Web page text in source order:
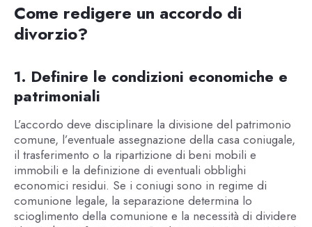
Come redigere un accordo di
divorzio?
1. Definire le condizioni economiche e
patrimoniali
L’accordo deve disciplinare la divisione del patrimonio
comune, l’eventuale assegnazione della casa coniugale,
il trasferimento o la ripartizione di beni mobili e
immobili e la definizione di eventuali obblighi
economici residui. Se i coniugi sono in regime di
comunione legale, la separazione determina lo
scioglimento della comunione e la necessità di dividere